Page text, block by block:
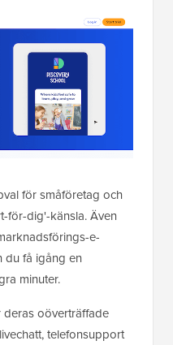
för småföretag och
för-dig'-känsla. Även
e-
du få igång en
minuter.
oöverträffade
telefonsupport